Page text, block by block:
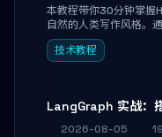
本教程带你30分钟掌握
自然的人类写作风格。
你的内容告别AI痕迹，
术博主。
技术教程
LangGraph 实战：
2026-08-05
19